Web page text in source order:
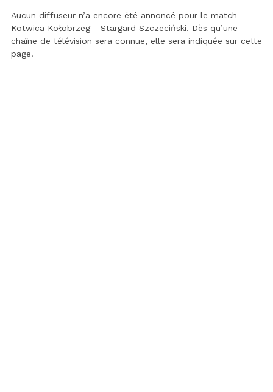
Aucun diffuseur n’a encore été annoncé pour le match
Kotwica Kołobrzeg - Stargard Szczeciński. Dès qu’une
chaîne de télévision sera connue, elle sera indiquée sur cette
page.